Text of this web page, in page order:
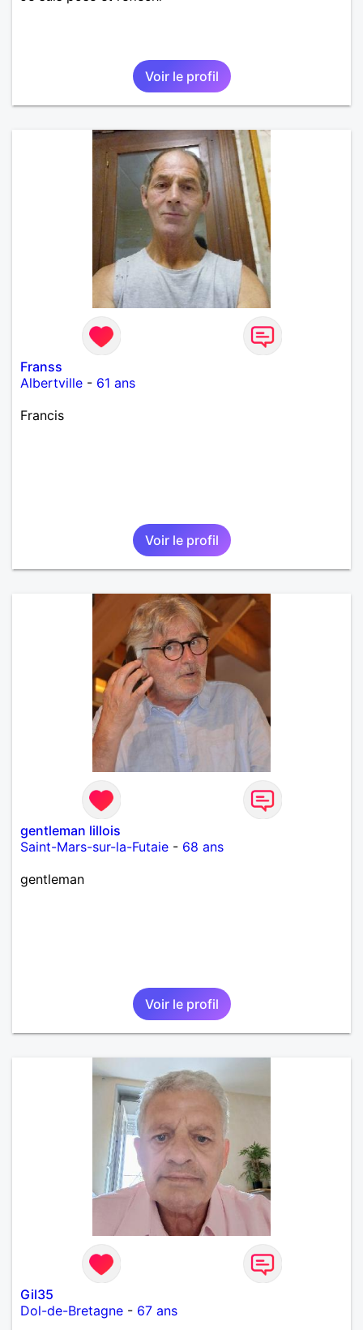
Voir le profil
Franss
Albertville - 61 ans
Francis
Voir le profil
gentleman lillois
Saint-Mars-sur-la-Futaie - 68 ans
gentleman
Voir le profil
Gil35
Dol-de-Bretagne - 67 ans